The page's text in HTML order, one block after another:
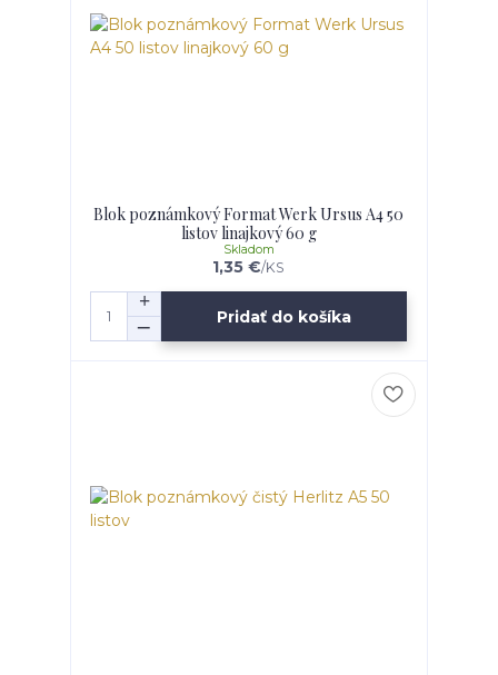
Blok poznámkový Format Werk Ursus A4 50
listov linajkový 60 g
1,35 €/KS
Skladom
Pridať do košíka